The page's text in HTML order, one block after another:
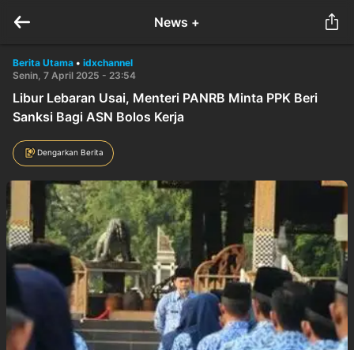
News +
Berita Utama • idxchannel
Senin, 7 April 2025 - 23:54
Libur Lebaran Usai, Menteri PANRB Minta PPK Beri
Sanksi Bagi ASN Bolos Kerja
Dengarkan Berita